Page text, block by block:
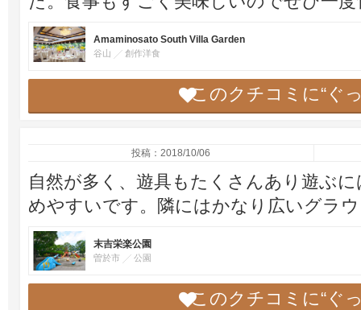
Amaminosato South Villa Garden
谷山 創作洋食
このクチコミに“ぐ
投稿：2018/10/06
自然が多く、遊具もたくさんあり遊ぶ
めやすいです。隣にはかなり広いグラ
末吉栄楽公園
曽於市 公園
このクチコミに“ぐ